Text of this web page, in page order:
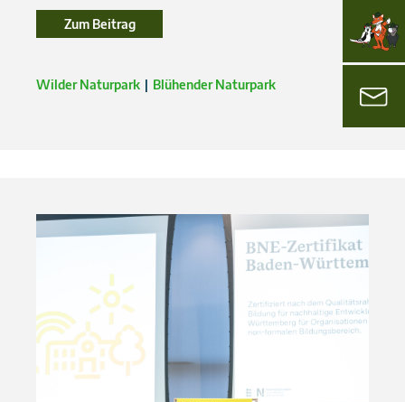
Zum BeitragZum Beitrag
Wilder Naturpark Blühender Naturpark